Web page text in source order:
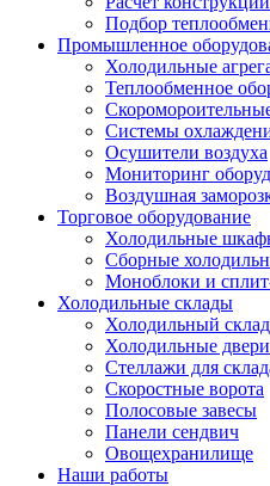
Подбор
Промышленное
Холодильные
Теплообменное
Системы
Осушители воздуха
Мониторинг
Воздушная
Торговое оборудование
Холодильные
Сборные
Моноблоки и
Холодильные склады
Холодильный склад
Холодильные двери
Стеллажи для
Скоростные ворота
Полосовые завесы
Панели сендвич
Овощехранилище
Наши работы